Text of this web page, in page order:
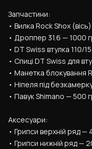
Запчастини:
• Вилка Rock Shox
• Дроппер 31.6 — 1000
• DT Swiss втулка 110/
• Спиці DT Swiss для
• Манетка блокування
• Ніпеля під
• Павук Shimano — 500
Аксесуари:
• Грипси верхній ряд —
• Грипси нижній ряд —